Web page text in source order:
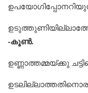
-കൂണ്‍.
ഉണ്ണാത്തമ്മയ്ക്കു